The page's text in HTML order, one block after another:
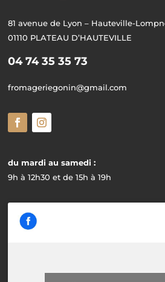
81 avenue de Lyon – Hauteville-
01110 PLATEAU D’HAUTEVILLE
04 74 35 35 73
fromageriegonin@gmail.com
du mardi au samedi :
9h à 12h30 et de 15h à 19h